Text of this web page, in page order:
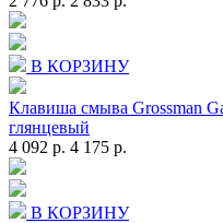
В КОРЗИНУ
Клавиша смыва Grossman
глянцевый
4 092 р. 4 175 р.
В КОРЗИНУ